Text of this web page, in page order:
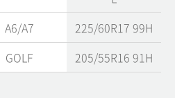
A6/A7
225/60R17 99H
GOLF 205/55R16 91H